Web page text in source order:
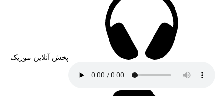
پخش آنلاین موزیک